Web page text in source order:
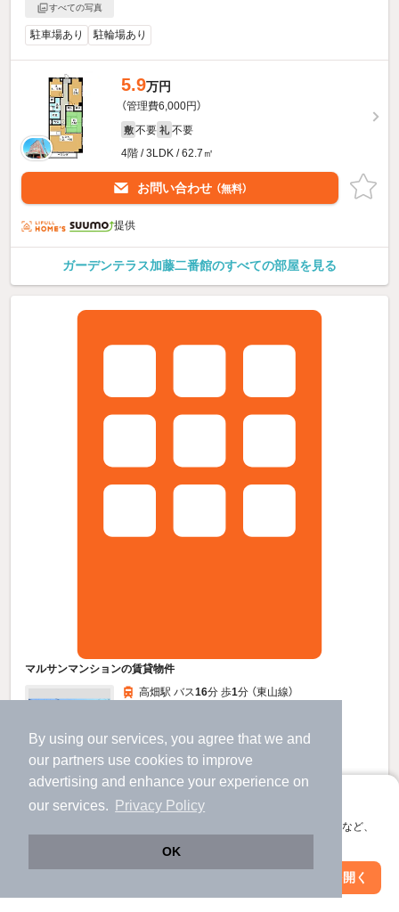
By using our services, you agree that we and
our partners use cookies to improve
advertising and enhance your experience on
our services.
Privacy Policy
OK
アプリに切り替えて、サクサクお部屋探し
会員登録なしですぐ使える。マップ検索やお気に入り保存など、
アプリを開く
すべての写真
駐車場あり 駐輪場あり
5.9万円
（管理費6,000円）
敷 不要 礼 不要
4階 / 3LDK / 62.7㎡
お問い合わせ （無料）
提供
ガーデンテラス加藤二番館のすべての部屋を見る
マルサンマンションの賃貸物件
すべての写真
高畑駅 バス16分 歩1分 （東山線）
愛知県名古屋市港区当知４丁目909
3階建 / 30年6ヶ月 / 鉄骨造
駐車場あり 駐輪場あり
絞り込み条件を変更